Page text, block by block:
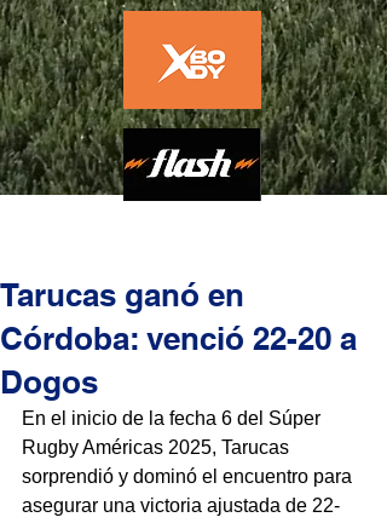
Tarucas ganó en
Córdoba: venció 22-20 a
Dogos
En el inicio de la fecha 6 del Súper
Rugby Américas 2025, Tarucas
sorprendió y dominó el encuentro para
asegurar una victoria ajustada de 22-